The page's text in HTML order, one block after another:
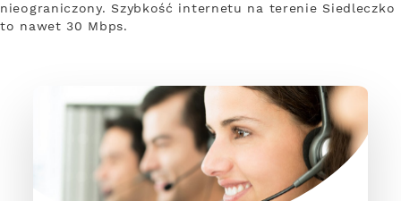
nieograniczony. Szybkość internetu na terenie Siedleczko
to nawet 30 Mbps.